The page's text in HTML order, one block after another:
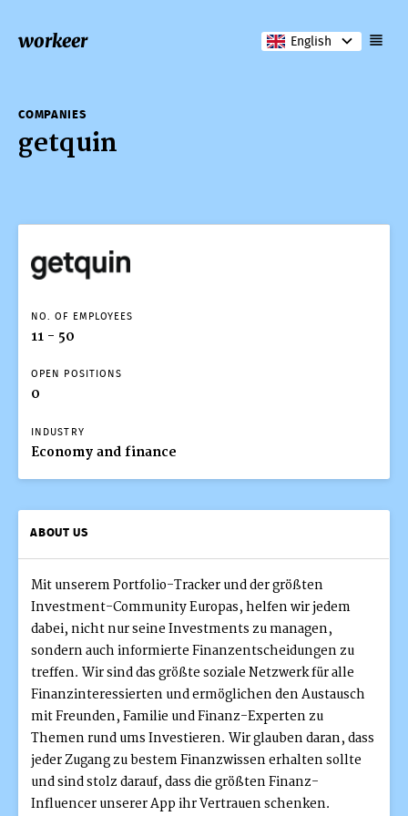
workeer English
COMPANIES
getquin
COMPANIES
NO. OF EMPLOYEES
11 - 50
OPEN POSITIONS
0
INDUSTRY
Economy and finance
ABOUT US
Mit unserem Portfolio-Tracker und der größten
Investment-Community Europas, helfen wir jedem
dabei, nicht nur seine Investments zu managen,
sondern auch informierte Finanzentscheidungen zu
treffen. Wir sind das größte soziale Netzwerk für alle
Finanzinteressierten und ermöglichen den Austausch
mit Freunden, Familie und Finanz-Experten zu
Themen rund ums Investieren. Wir glauben daran, dass
jeder Zugang zu bestem Finanzwissen erhalten sollte
und sind stolz darauf, dass die größten Finanz-
Influencer unserer App ihr Vertrauen schenken.